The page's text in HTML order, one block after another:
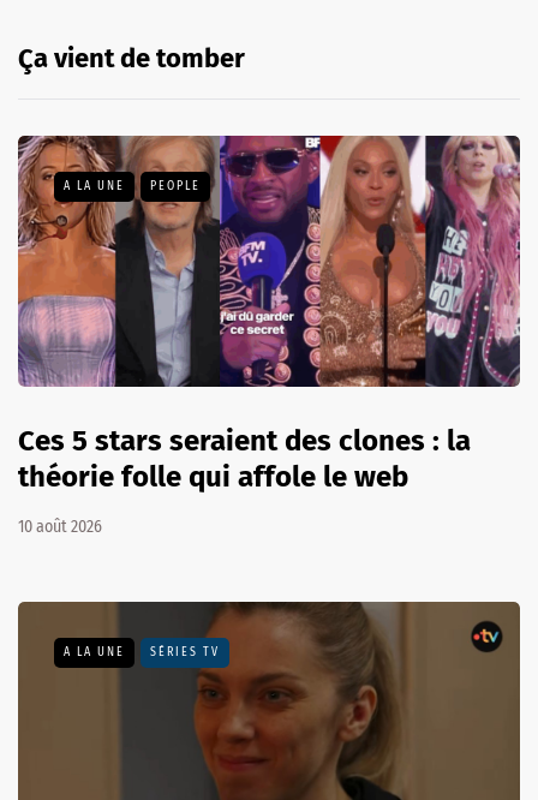
Ça vient de tomber
A LA UNE PEOPLE
Ces 5 stars seraient des clones : la
théorie folle qui affole le web
10 août 2026
A LA UNE SÉRIES TV